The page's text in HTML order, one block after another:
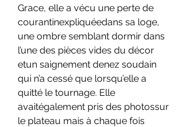
Grace, elle a vécu une perte de
courantinexpliquéedans sa loge,
une ombre semblant dormir dans
l’une des pièces vides du décor
etun saignement denez soudain
qui n’a cessé que lorsqu’elle a
quitté le tournage. Elle
avaitégalement pris des photossur
le plateau mais à chaque fois